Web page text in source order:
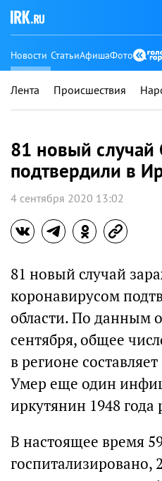
Новости СтатьиАфишаФото
Лента Происшествия
81 новый случай
подтвердили в
4 сентября 2020 13:02
81 новый случай
коронавирусом
области. По данным
сентября, общее
в регионе
Умер еще один
иркутянин 1948
В настоящее время
госпитализировано,